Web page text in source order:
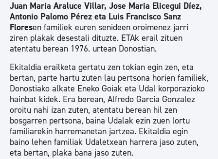
Juan Maria Araluce Villar, Jose Maria Elicegui Díez,
Antonio Palomo Pérez eta Luis Francisco Sanz
Floresen familiek euren senideen oroimenez jarri
ziren plakak desestali dituzte. ETAk erail zituen
atentatu berean 1976. urtean Donostian.
Ekitaldia erailketa gertatu zen tokian egin zen, eta
bertan, parte hartu zuten lau pertsona horien familiek,
Donostiako alkate Eneko Goiak eta Udal korporazioko
hainbat kidek. Era berean, Alfredo Garcia Gonzalez
oroitu nahi izan zuten, atentatu berean hil zen
bosgarren pertsona, baina Udalak ezin zuen lortu
familiarekin harremanetan jartzea. Ekitaldia egin
baino lehen familiak Udaletxean harrera jaso zuten,
eta bertan, plaka bana jaso zuten.